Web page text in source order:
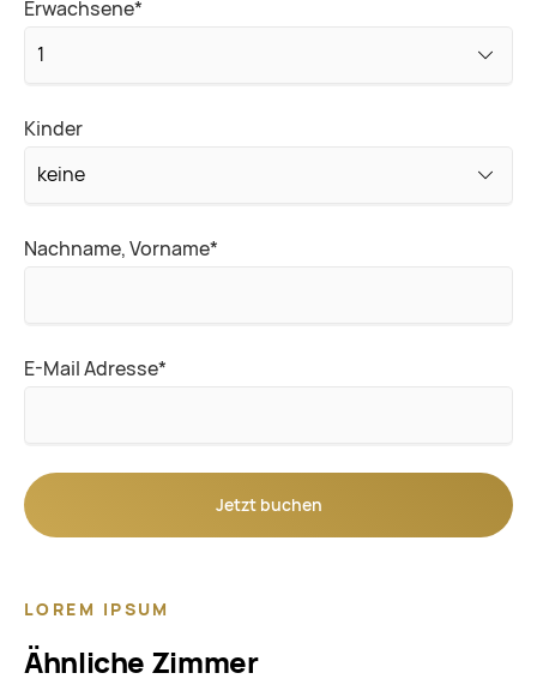
Pflichtfeld
Erwachsene*
Kinder
Pflichtfeld
Nachname, Vorname*
Pflichtfeld
E-Mail Adresse*
Jetzt buchen
LOREM IPSUM
Ähnliche Zimmer